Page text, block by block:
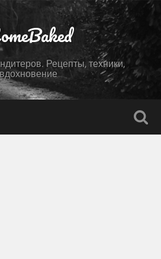
Рецепты, техники,
вдохновение